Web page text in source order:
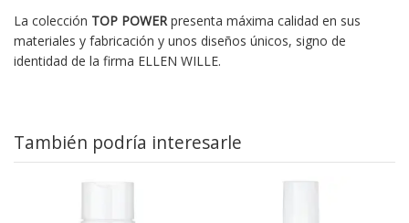
La colección TOP POWERpresenta máxima calidad en sus
materiales y fabricación y unos diseños únicos, signo de
identidad de la firma ELLEN WILLE.
También podría interesarle